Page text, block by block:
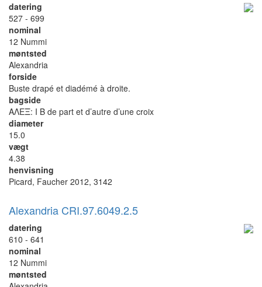
datering
527 - 699
nominal
12 Nummi
møntsted
Alexandria
forside
Buste drapé et diadémé à droite.
bagside
ΑΛΕΞ: I B de part et d’autre d’une croix
diameter
15.0
vægt
4.38
henvisning
Picard, Faucher 2012, 3142
Alexandria CRI.97.6049.2.5
datering
610 - 641
nominal
12 Nummi
møntsted